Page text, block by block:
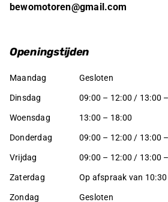
bewomotoren@gmail.com
Openingstijden
Maandag Gesloten
Dinsdag 09:00 – 12:00 / 13:00
Woensdag 13:00 – 18:00
Donderdag 09:00 – 12:00 / 13:00
Vrijdag 09:00 – 12:00 / 13:00
Zaterdag Op afspraak van
Zondag Gesloten